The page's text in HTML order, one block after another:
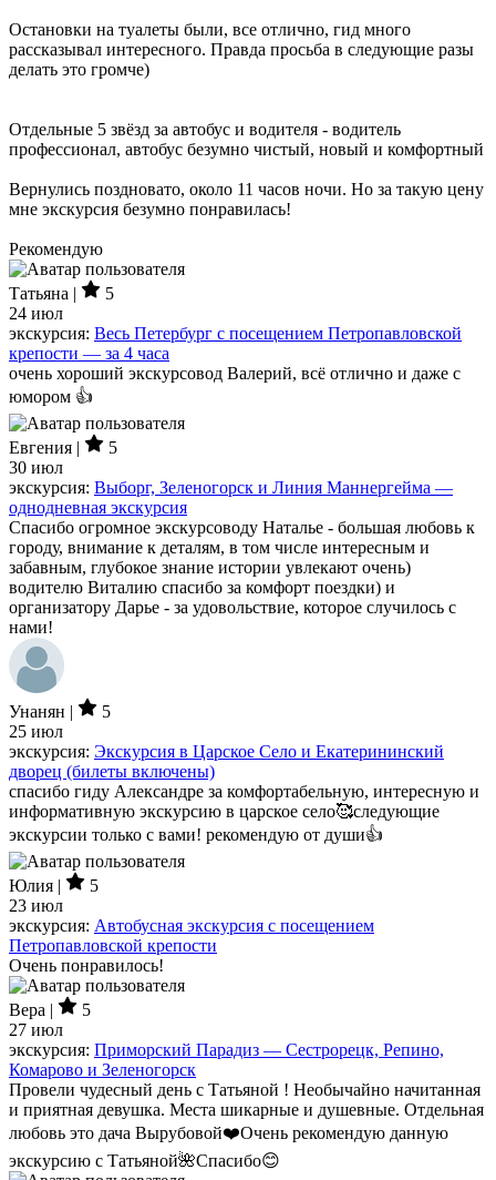
Остановки на туалеты были, все отлично, гид много
рассказывал интересного. Правда просьба в следующие разы
делать это громче)
Отдельные 5 звёзд за автобус и водителя - водитель
профессионал, автобус безумно чистый, новый и комфортный
Вернулись поздновато, около 11 часов ночи. Но за такую цену
мне экскурсия безумно понравилась!
Рекомендую
Татьяна |
5
24 июл
экскурсия: Весь Петербург с посещением Петропавловской
крепости — за 4 часа
очень хороший экскурсовод Валерий, всё отлично и даже с
юмором 👍
Евгения |
5
30 июл
экскурсия: Выборг, Зеленогорск и Линия Маннергейма —
однодневная экскурсия
Спасибо огромное экскурсоводу Наталье - большая любовь к
городу, внимание к деталям, в том числе интересным и
забавным, глубокое знание истории увлекают очень)
водителю Виталию спасибо за комфорт поездки) и
организатору Дарье - за удовольствие, которое случилось с
нами!
Унанян |
5
25 июл
экскурсия: Экскурсия в Царское Село и Екатерининский
дворец (билеты включены)
спасибо гиду Александре за комфортабельную, интересную и
информативную экскурсию в царское село🥰следующие
экскурсии только с вами! рекомендую от души👍
Юлия |
5
23 июл
экскурсия: Автобусная экскурсия с посещением
Петропавловской крепости
Очень понравилось!
Вера |
5
27 июл
экскурсия: Приморский Парадиз — Сестрорецк, Репино,
Комарово и Зеленогорск
Провели чудесный день с Татьяной ! Необычайно начитанная
и приятная девушка. Места шикарные и душевные. Отдельная
любовь это дача Вырубовой❤️Очень рекомендую данную
экскурсию с Татьяной🌺Спасибо😊